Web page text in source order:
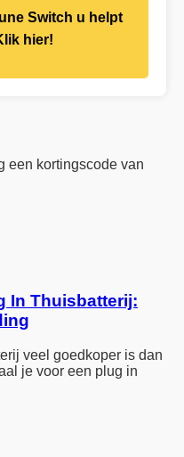
Switch u helpt
hier!
een kortingscode van
In Thuisbatterij:
veel goedkoper is dan
je voor een plug in